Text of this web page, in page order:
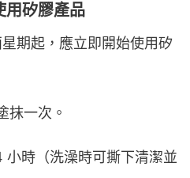
用矽膠產品
期起，應立即開始使用矽
抹一次。
時（洗澡時可撕下清潔並